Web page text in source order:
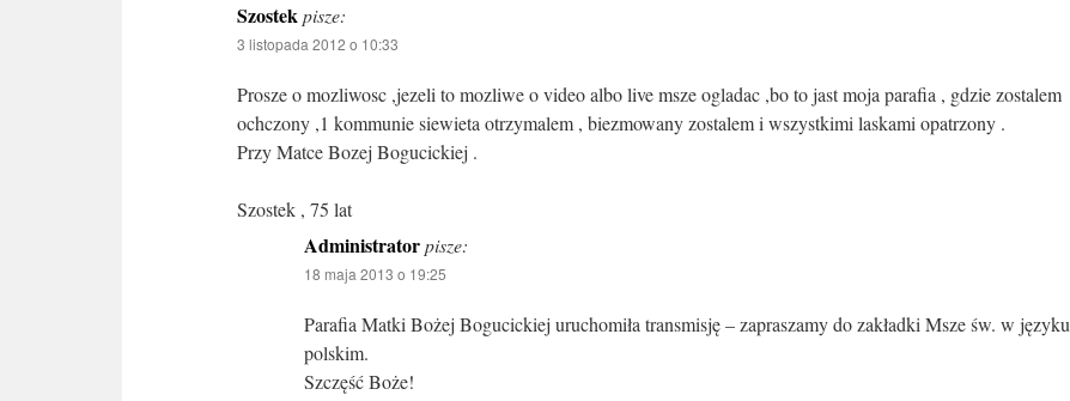
Szostekpisze:
3 listopada 2012 o 10:33
Prosze o mozliwosc ,jezeli to mozliwe o video albo live msze ogladac ,bo to jast moja parafia , gdzie zostalem
ochczony ,1 kommunie siewieta otrzymalem , biezmowany zostalem i wszystkimi laskami opatrzony .
Przy Matce Bozej Bogucickiej .
Szostek , 75 lat
Administratorpisze:
18 maja 2013 o 19:25
Parafia Matki Bożej Bogucickiej uruchomiła transmisję – zapraszamy do zakładki Msze św. w języku
polskim.
Szczęść Boże!